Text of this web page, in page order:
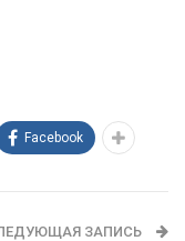
Facebook
ЗАПИСЬ